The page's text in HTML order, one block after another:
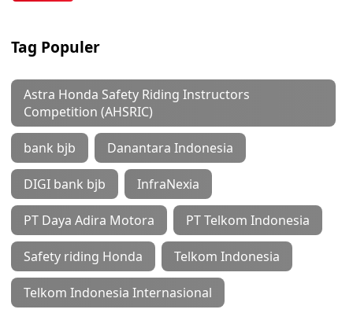
Tag Populer
Astra Honda Safety Riding Instructors
Competition (AHSRIC)
bank bjb Danantara Indonesia
DIGI bank bjb InfraNexia
PT Daya Adira Motora PT Telkom Indonesia
Safety riding Honda Telkom Indonesia
Telkom Indonesia Internasional